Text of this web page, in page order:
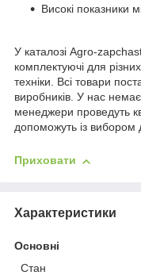
Високі показники
У каталозі Agro-
комплектуючі для
техніки. Всі товари
виробників. У нас
менеджери проведуть
допоможуть із
Приховати
Характеристики
Основні
Стан